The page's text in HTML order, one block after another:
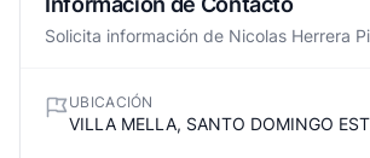
Solicita información de Nicolas Herrera
UBICACIÓN
VILLA MELLA, SANTO DOMINGO